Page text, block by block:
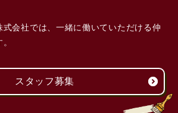
会社では、一緒に働いていただける仲
スタッフ募集